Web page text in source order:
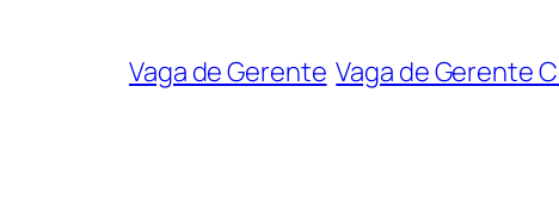
Vaga de Gerente Vaga de Gerente